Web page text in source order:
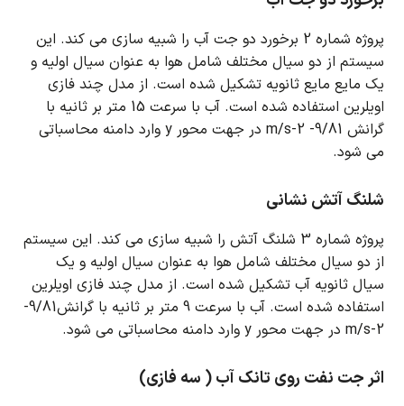
پروژه شماره 2 برخورد دو جت آب را شبیه سازی می کند.
این
سیستم از دو سیال مختلف شامل هوا به عنوان سیال اولیه و
یک مایع مایع ثانویه تشکیل شده است. از مدل چند فازی
اویلرین استفاده شده است.
آب با سرعت 15 متر بر ثانیه با
گرانش 9/81- m/s-2 در جهت محور y وارد دامنه محاسباتی
می شود.
شلنگ آتش نشانی
پروژه شماره 3 شلنگ آتش را شبیه سازی می کند.
این سیستم
از دو سیال مختلف شامل هوا به عنوان سیال اولیه و یک
سیال ثانویه آب تشکیل شده است. از مدل چند فازی اویلرین
استفاده شده است.
آب با سرعت 9 متر بر ثانیه با گرانش9/81-
m/s-2 در جهت محور y وارد دامنه محاسباتی می شود.
اثر جت نفت روی تانک آب ( سه فازی)